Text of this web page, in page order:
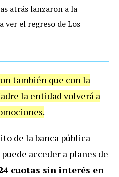
atrás lanzaron a la
ver el regreso de Los
también que con la
la entidad volverá a
de la banca pública
acceder a planes de
cuotas sin interés en